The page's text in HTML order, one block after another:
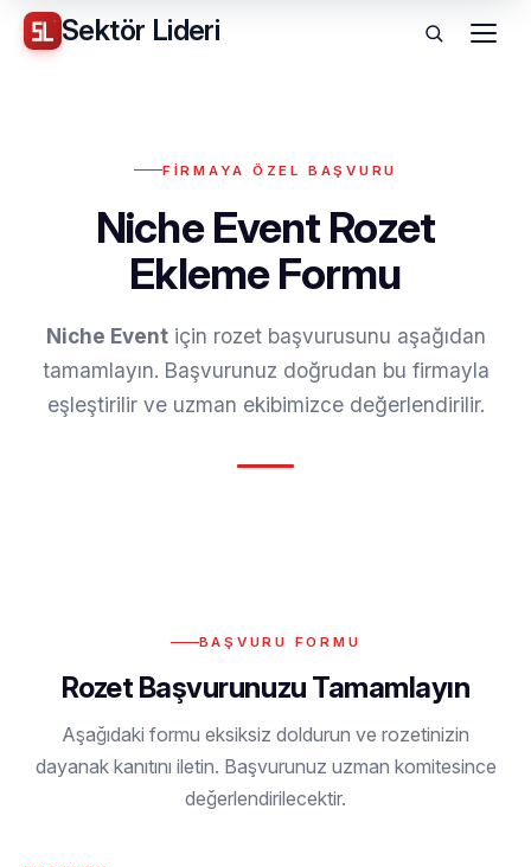
Sektör Lideri Menü
FIRMAYA ÖZEL BAŞVURU
Niche Event Rozet
Ekleme Formu
Niche Eventiçin rozet başvurusunu aşağıdan
tamamlayın. Başvurunuz doğrudan bu firmayla
eşleştirilir ve uzman ekibimizce değerlendirilir.
BAŞVURU FORMU
Rozet Başvurunuzu Tamamlayın
Aşağıdaki formu eksiksiz doldurun ve rozetinizin
dayanak kanıtını iletin. Başvurunuz uzman komitesince
değerlendirilecektir.